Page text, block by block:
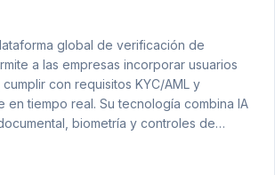
global de verificación de
a las empresas incorporar usuarios
con requisitos KYC/AML y
en tiempo real. Su tecnología combina IA
biometría y controles de